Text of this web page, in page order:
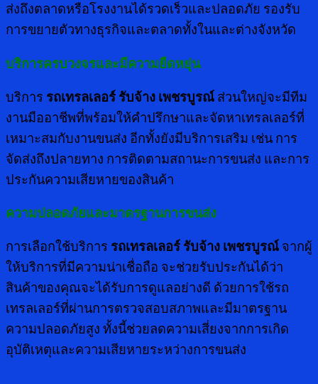
ส่งถึงตลาดหรือโรงงานได้รวดเร็วและปลอดภัย รองรับ
การขยายตัวทางธุรกิจและตลาดทั้งในและต่างจังหวัด
บริการครบวงจรและมีความยืดหยุ่น
บริการ รถเทรลเลอร์ รับจ้าง เพชรบูรณ์ ส่วนใหญ่จะมีทีม
งานมืออาชีพที่พร้อมให้คำปรึกษาและจัดหาเทรลเลอร์ที่
เหมาะสมกับงานขนส่ง อีกทั้งยังมีบริการเสริม เช่น การ
จัดส่งถึงปลายทาง การติดตามสถานะการขนส่ง และการ
ประกันความเสียหายของสินค้า
ความปลอดภัยและมาตรฐานการขนส่ง
การเลือกใช้บริการ รถเทรลเลอร์ รับจ้าง เพชรบูรณ์ จากผู้
ให้บริการที่มีความน่าเชื่อถือ จะช่วยรับประกันได้ว่า
สินค้าของคุณจะได้รับการดูแลอย่างดี ด้วยการใช้รถ
เทรลเลอร์ที่ผ่านการตรวจสอบสภาพและมีมาตรฐาน
ความปลอดภัยสูง ทั้งนี้ช่วยลดความเสี่ยงจากการเกิด
อุบัติเหตุและความเสียหายระหว่างการขนส่ง